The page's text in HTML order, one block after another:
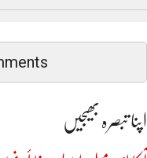
اپنا تبصرہ بھیجیں